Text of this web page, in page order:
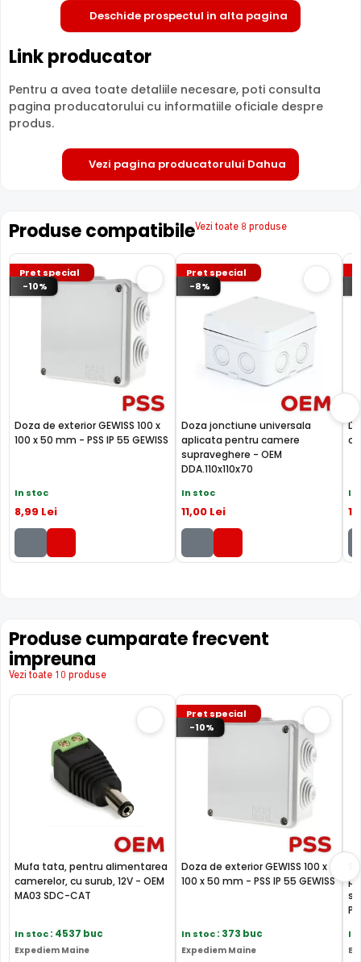
Deschide prospectul in alta pagina
Link producator
Pentru a avea toate detaliile necesare, poti consulta
pagina producatorului cu informatiile oficiale despre
produs.
Vezi pagina producatorului Dahua
Produse compatibileVezi toate 8 produse
Pret special
-10%
Doza de exterior GEWISS 100 x
100 x 50 mm - PSS IP 55 GEWISS
In stoc
8,99 Lei
Pret special
-8%
Doza jonctiune universala
aplicata pentru camere
supraveghere - OEM
DDA.110x110x70
In stoc
11,00 Lei
In
13
Produse cumparate frecvent
impreuna
Vezi toate 10 produse
Mufa tata, pentru alimentarea
camerelor, cu surub, 12V - OEM
MA03 SDC-CAT
In stoc: 4537 buc
Expediem Maine
Pret special
-10%
Doza de exterior GEWISS 100 x
100 x 50 mm - PSS IP 55 GEWISS
In stoc: 373 buc
Expediem Maine
In